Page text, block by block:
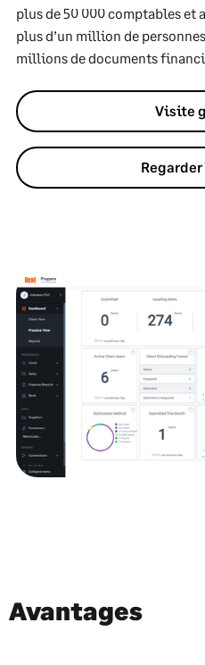
plus de 50 000 comptables et
plus d’un million de
millions de documents
Visite
Avantages